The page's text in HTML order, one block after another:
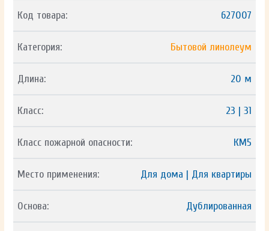
Код товара: 627007
Категория: Бытовой линолеум
Длина: 20 м
Класс: 23 | 31
Класс пожарной опасности: КМ5
Место применения: Для дома | Для квартиры
Основа: Дублированная